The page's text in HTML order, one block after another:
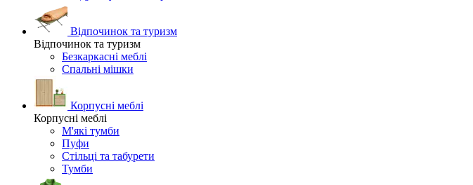
Відпочинок та туризм
Відпочинок та туризм
Безкаркасні меблі
Спальні мішки
Корпусні меблі
Корпусні меблі
М'які тумби
Пуфи
Стільці та табурети
Тумби